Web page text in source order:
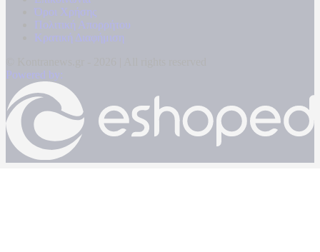
Όροι Χρήσης
Πολιτική Απορρήτου
Κρατική Διαφήμιση
Powered by: